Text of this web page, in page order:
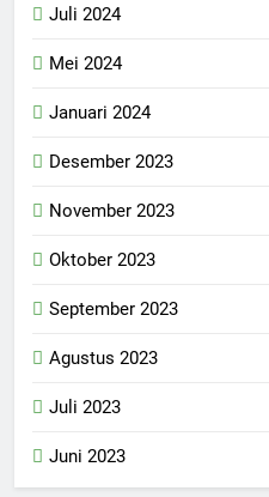
Juli 2024
Mei 2024
Januari 2024
Desember 2023
November 2023
Oktober 2023
September 2023
Agustus 2023
Juli 2023
Juni 2023